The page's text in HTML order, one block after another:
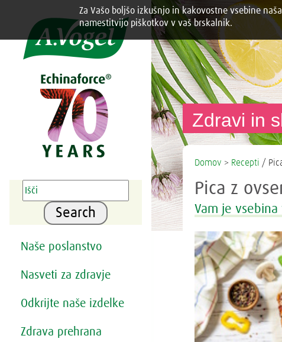

Search
Naše poslanstvo
Nasveti za zdravje
Odkrijte naše izdelke
Zdrava prehrana
Zdravi in
Domov > Recepti /
Pica z
Vam je vsebina
Za Vašo boljšo izkušnjo in kakovostne vsebine
namestitvijo piškotkov v vaš brskalnik.
Share this selection